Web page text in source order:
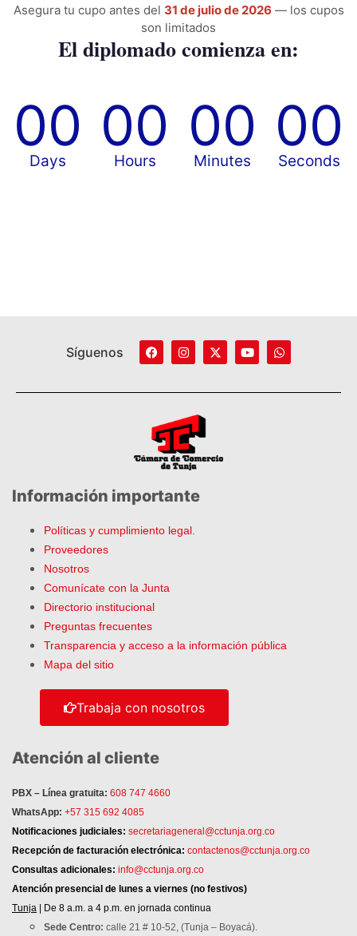
Asegura tu cupo antes del 31 de julio de 2026 — los cupos
son limitados
El diplomado comienza en:
00
Days
00
Hours
00
Minutes
00
Seconds
Síguenos
Información importante
Políticas y cumplimiento legal.
Proveedores
Nosotros
Comunícate con la Junta
Directorio institucional
Preguntas frecuentes
Transparencia y acceso a la información pública
Mapa del sitio
Trabaja con nosotros
Atención al cliente
PBX – Línea gratuita: 608 747 4660
WhatsApp: +57 315 692 4085
Notificaciones judiciales: secretariageneral@cctunja.org.co
Recepción de facturación electrónica: contactenos@cctunja.org.co
Consultas adicionales: info@cctunja.org.co
Atención presencial de lunes a viernes (no festivos)
Tunja | De 8 a.m. a 4 p.m. en jornada continua
Sede Centro: calle 21 # 10-52, (Tunja – Boyacá).